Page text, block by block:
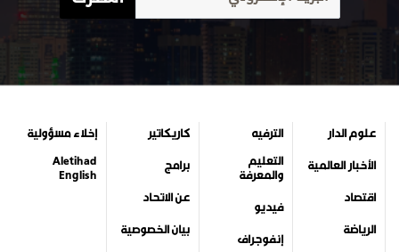
علوم الدار
الأخبار العالمية
اقتصاد
الرياضة
الترفيه
التعليم
والمعرفة
فيديو
إنفوجراف
كاريكاتير
برامج
عن الاتحاد
بيان الخصوصية
إخلاء مسؤولية
Aletihad
English